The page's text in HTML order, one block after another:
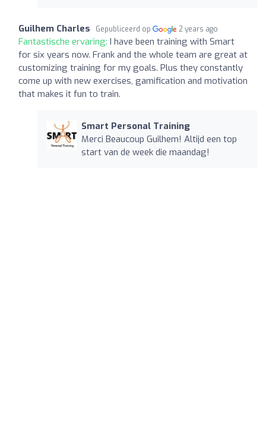
Guilhem Charles Gepubliceerd op 2 years ago
Fantastische ervaring: I have been training with Smart
for six years now. Frank and the whole team are great at
customizing training for my goals. Plus they constantly
come up with new exercises, gamification and motivation
that makes it fun to train.
Smart Personal Training
Merci Beaucoup Guilhem! Altijd een top
start van de week die maandag!